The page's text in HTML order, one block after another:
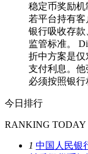
稳定币奖励机
若平台持有
银行吸收存
监管标准。
折中方案是
支付利息。他
必须按照银行
今日排行
RANKING TODAY
1 中国人民银